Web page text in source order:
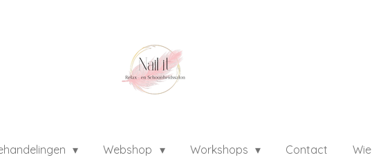
Webshop Workshops Contact